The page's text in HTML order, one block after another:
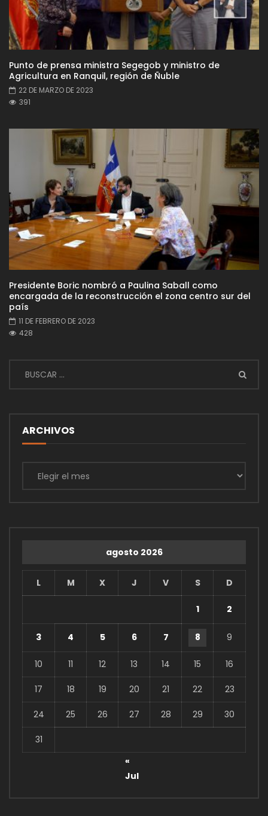
Punto de prensa ministra Segegob y ministro de
Agricultura en Ranquil, región de Ñuble
22 DE MARZO DE 2023
391
Presidente Boric nombró a Paulina Saball como
encargada de la reconstrucción el zona centro sur del
país
11 DE FEBRERO DE 2023
428
ARCHIVOS
agosto 2026
L M X J V S D
1 2
3 4 5 6 7 8 9
10 11 12 13 14 15 16
17 18 19 20 21 22 23
24 25 26 27 28 29 30
31
«
Jul